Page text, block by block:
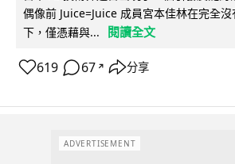
偶像前 Juice=Juice 成員宮本佳林在完全
下，僅憑藉與...
閱讀全文
619 67 ↗ 分享
ADVERTISEMENT